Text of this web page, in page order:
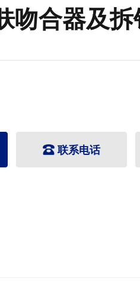
吻合器及
联系电话